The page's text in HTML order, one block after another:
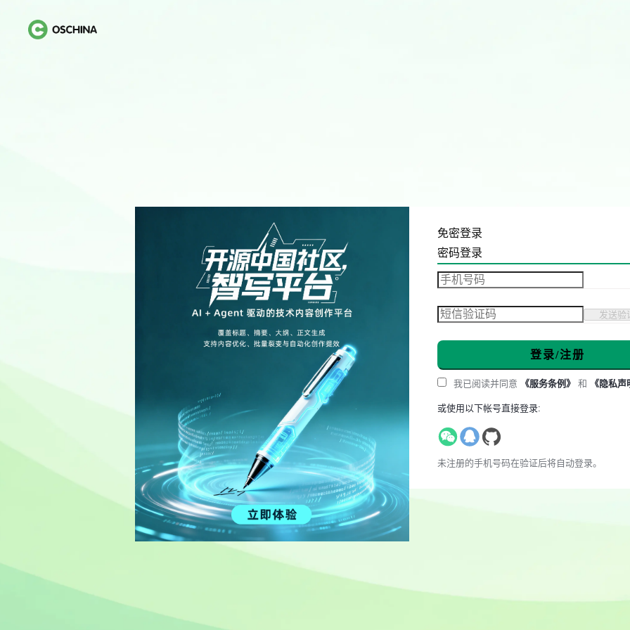
免密登录
密码登录
发送验
登录/注册
我已阅读并同意 《服务条例》 和 《隐私声
或使用以下帐号直接登录:
未注册的手机号码在验证后将自动登录。